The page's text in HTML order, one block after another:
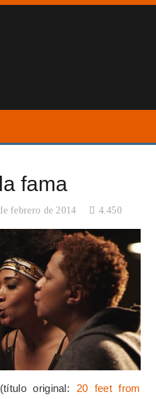
fama
febrero de 2014 4.450
original: 20 feet from